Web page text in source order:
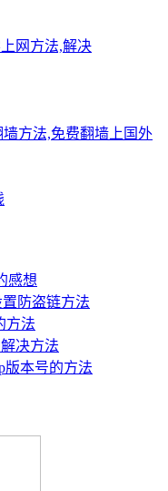
网方法,解决
墙方法,免费翻墙上国外
感想
置防盗链方法
方法
决方法
版本号的方法